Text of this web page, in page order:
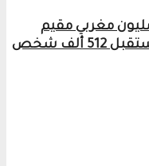
“مرحبا” تسجل دخول 2.74 مليون مغربي مقيم
ألف شخص